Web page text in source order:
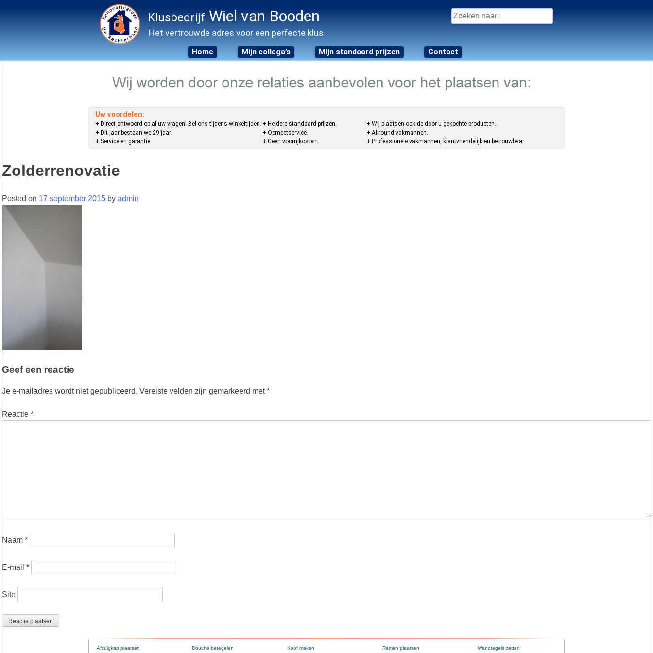
Klusbedrijf Wiel van Booden
Het vertrouwde adres voor een perfecte klus
Zoeken
naar:
Home Mijn collega’s Mijn standaard prijzen Contact
Uw voordelen:
+ Direct antwoord op al uw vragen! Bel ons tijdens winkeltijden.
+ Dit jaar bestaan we 29 jaar.
+ Service en garantie.
+ Heldere standaard prijzen.
+ Opmeetservice.
+ Geen voorrijkosten.
+ Wij plaatsen ook de door u gekochte producten.
+ Allround vakmannen.
+ Professionele vakmannen, klantvriendelijk en betrouwbaar
Zolderrenovatie
Posted on 17 september 2015 by admin
Geef een reactie
Je e-mailadres wordt niet gepubliceerd. Vereiste velden zijn gemarkeerd met*
Reactie *
Naam *
E-mail *
Site
Afzuigkap plaatsen Douche betegelen Koof maken Ramen plaatsen Wandtegels zetten